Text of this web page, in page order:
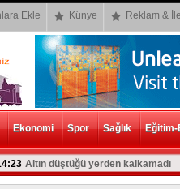
Ekle Künye Reklam &
Ekonomi Spor Sağlık
Altın düştüğü yerden kalkamadı